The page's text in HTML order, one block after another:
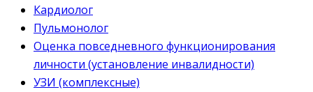
Кардиолог
Пульмонолог
Оценка повседневного функционирования
личности (установление инвалидности)
УЗИ (комплексные)